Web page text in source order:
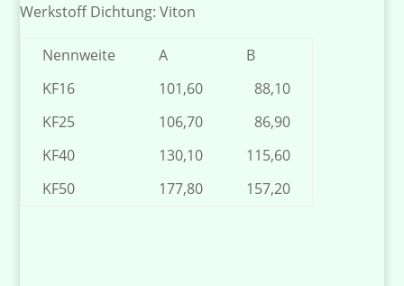
Werkstoff Dichtung: Viton
Nennweite A
B
KF16
101,60
88,10
KF25
106,70
86,90
KF40
130,10
115,60
KF50
177,80 157,20